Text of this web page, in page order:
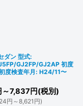
ダン 型式:
GJ2FP/GJ2AP 初度
度検査年月: H24/11〜
～7,837 円(税別)
円 ～8,621 円)